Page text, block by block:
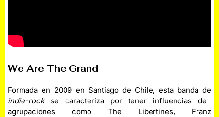
We Are The Grand
Formada en 2009 en Santiago de Chile, esta banda de
indie-rockse caracteriza por tener influencias de
agrupaciones como The Libertines, Franz